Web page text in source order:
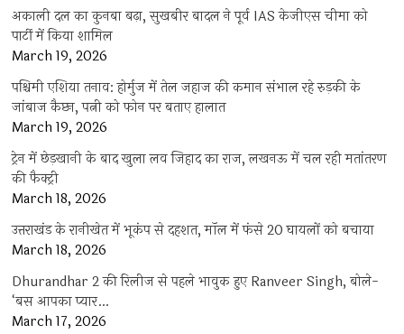
अकाली दल का कुनबा बढ़ा, सुखबीर बादल ने पूर्व IAS केजीएस चीमा को
पार्टी में किया शामिल
March 19, 2026
पश्चिमी एशिया तनाव: होर्मुज में तेल जहाज की कमान संभाल रहे रुड़की के
जांबाज कैप्टन, पत्नी को फोन पर बताए हालात
March 19, 2026
ट्रेन में छेड़खानी के बाद खुला लव जिहाद का राज, लखनऊ में चल रही मतांतरण
की फैक्ट्री
March 18, 2026
उत्तराखंड के रानीखेत में भूकंप से दहशत, मॉल में फंसे 20 घायलों को बचाया
March 18, 2026
Dhurandhar 2 की रिलीज से पहले भावुक हुए Ranveer Singh, बोले-
‘बस आपका प्यार…
March 17, 2026